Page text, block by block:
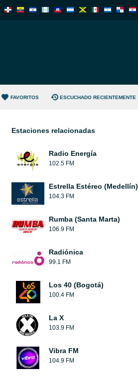
FAVORITOS ESCUCHADO RECIENTEMENTE
Estaciones relacionadas
Radio Energía
102.5 FM
Estrella Estéreo (Medellín)
104.3 FM
Rumba (Santa Marta)
106.9 FM
Radiónica
99.1 FM
Los 40 (Bogotá)
100.4 FM
La X
103.9 FM
Vibra FM
104.9 FM